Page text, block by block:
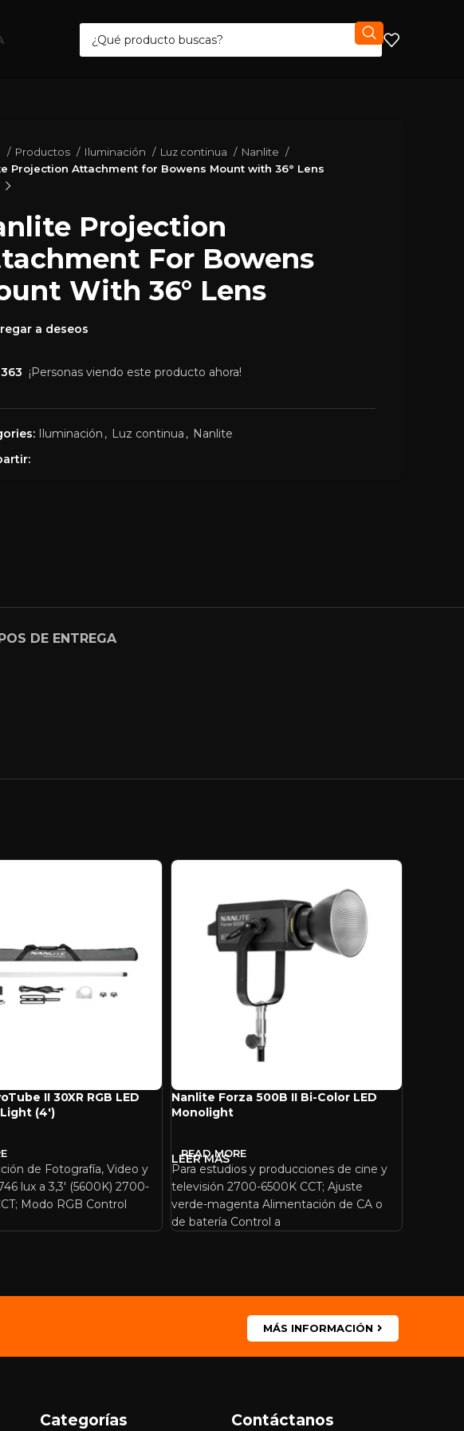
Productos Iluminación Luz continua
Nanlite
Projection Attachment for Bowens Mount with 36° Lens
Projection
For Bowens
With 36° Lens
a deseos
363 ¡Personas viendo este producto ahora!
Iluminación , Luz continua , Nanlite
DE ENTREGA
II 30XR RGB LED
(4′)
de Fotografía, Video y
lux a 3,3′ (5600K) 2700-
Modo RGB Control
Nanlite Forza 500B II Bi-Color LED
Monolight
READ MORE
Para estudios y producciones de cine y
televisión 2700-6500K CCT; Ajuste
verde-magenta Alimentación de CA o
de batería Control a
MÁS INFORMACIÓN
Categorías Contáctanos